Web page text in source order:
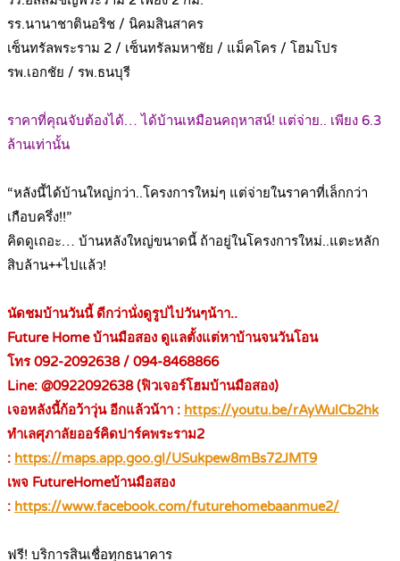
รร.นานาชาตินอริช / นิคมสินสาคร
เซ็นทรัลพระราม 2 / เซ็นทรัลมหาชัย / แม็คโคร / โฮมโปร
รพ.เอกชัย / รพ.ธนบุรี
ราคาที่คุณจับต้องได้… ได้บ้านเหมือนคฤหาสน์! แต่จ่าย.. เพียง 6.3
ล้านเท่านั้น
“หลังนี้ได้บ้านใหญ่กว่า..โครงการใหม่ๆ แต่จ่ายในราคาที่เล็กกว่า
เกือบครึ่ง!!”
คิดดูเถอะ… บ้านหลังใหญ่ขนาดนี้ ถ้าอยู่ในโครงการใหม่..แตะหลัก
สิบล้าน++ไปแล้ว!
นัดชมบ้านวันนี้ ดีกว่านั่งดูรูปไปวันๆน้าา..
Future Home บ้านมือสอง ดูแลตั้งแต่หาบ้านจนวันโอน
โทร 092-2092638 / 094-8468866
Line: @0922092638 (ฟิวเจอร์โฮมบ้านมือสอง)
เจอหลังนี้ก้อว้าวุ่น อีกแล้วน้าา : https://youtu.be/rAyWulCb2hk
ทำเลศุภาลัยออร์คิดปาร์คพระราม2
: https://maps.app.goo.gl/USukpew8mBs72JMT9
เพจ FutureHomeบ้านมือสอง
: https://www.facebook.com/futurehomebaanmue2/
ฟรี! บริการสินเชื่อทุกธนาคาร